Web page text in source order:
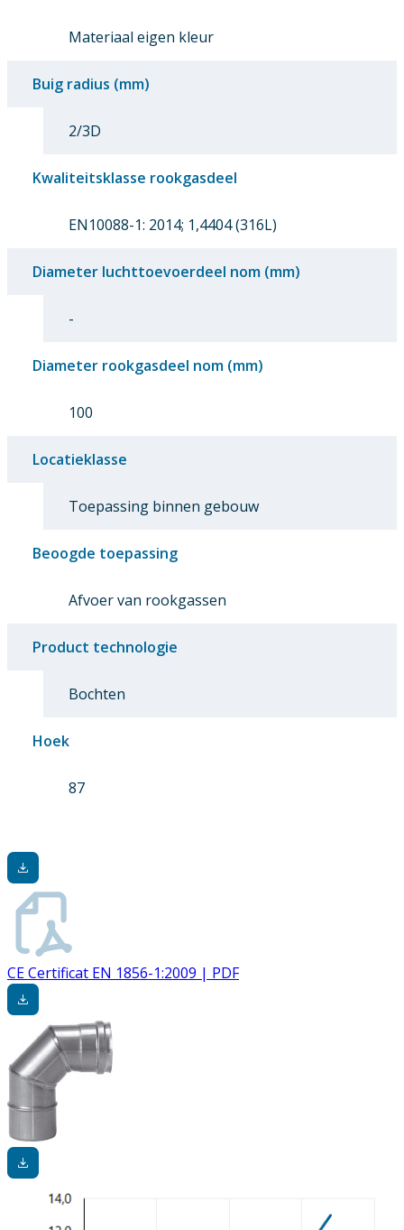
Materiaal eigen kleur
Buig radius (mm)
2/3D
Kwaliteitsklasse rookgasdeel
EN10088-1: 2014; 1,4404 (316L)
Diameter luchttoevoerdeel nom (mm)
-
Diameter rookgasdeel nom (mm)
100
Locatieklasse
Toepassing binnen gebouw
Beoogde toepassing
Afvoer van rookgassen
Product technologie
Bochten
Hoek
87
CE Certificat EN 1856-1:2009 | PDF